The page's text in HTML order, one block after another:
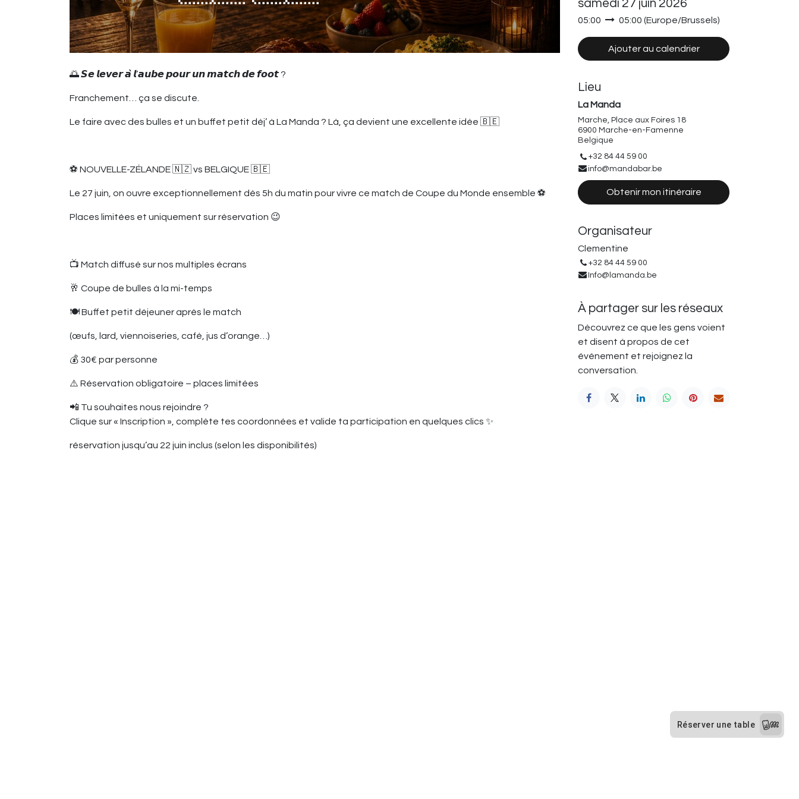
🌅 𝙎𝙚 𝙡𝙚𝙫𝙚𝙧 𝙖̀ 𝙡’𝙖𝙪𝙗𝙚 𝙥𝙤𝙪𝙧 𝙪𝙣 𝙢𝙖𝙩𝙘𝙝 𝙙𝙚 𝙛𝙤𝙤𝙩 ?
Franchement… ça se discute.
Le faire avec des bulles et un buffet petit déj’ à La Manda ? Là, ça devient une excellente idée 🇧🇪
⚽ NOUVELLE-ZÉLANDE 🇳🇿 vs BELGIQUE 🇧🇪
Le 27 juin, on ouvre exceptionnellement dès 5h du matin pour vivre ce match de Coupe du Monde ensemble ⚽
Places limitées et uniquement sur réservation 😉
📺 Match diffusé sur nos multiples écrans
🥂 Coupe de bulles à la mi-temps
🍽️ Buffet petit déjeuner après le match
(œufs, lard, viennoiseries, café, jus d’orange…)
💰 30€ par personne
⚠️ Réservation obligatoire – places limitées
📲 Tu souhaites nous rejoindre ?
Clique sur « Inscription », complète tes coordonnées et valide ta participation en quelques clics ✨
réservation jusqu’au 22 juin inclus (selon les disponibilités)
samedi 27 juin 2026
05:00 05:00 (Europe/Brussels)
Ajouter au calendrier
Lieu
La Manda
Marche, Place aux Foires 18
6900 Marche-en-Famenne
Belgique
+32 84 44 59 00
info@mandabar.be
Obtenir mon itinéraire
Organisateur
Clementine
+32 84 44 59 00
Info@lamanda.be
À partager sur les réseaux
Découvrez ce que les gens voient
et disent à propos de cet
événement et rejoignez la
conversation.